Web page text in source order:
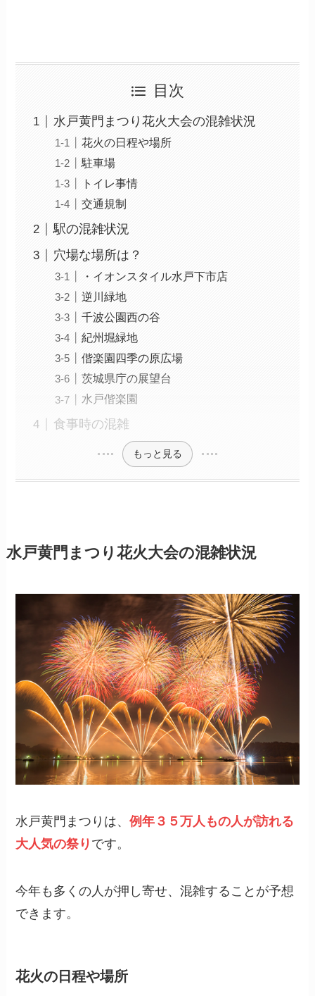
目次
水戸黄門まつり花火大会の混雑状況
花火の日程や場所
駐車場
トイレ事情
交通規制
駅の混雑状況
穴場な場所は？
・イオンスタイル水戸下市店
逆川緑地
千波公園西の谷
紀州堀緑地
偕楽園四季の原広場
茨城県庁の展望台
水戸偕楽園
食事時の混雑
もっと見る
水戸黄門まつり花火大会の混雑状況
水戸黄門まつりは、例年３５万人もの人が訪れる
大人気の祭り です。
今年も多くの人が押し寄せ、混雑することが予想
できます。
花火の日程や場所